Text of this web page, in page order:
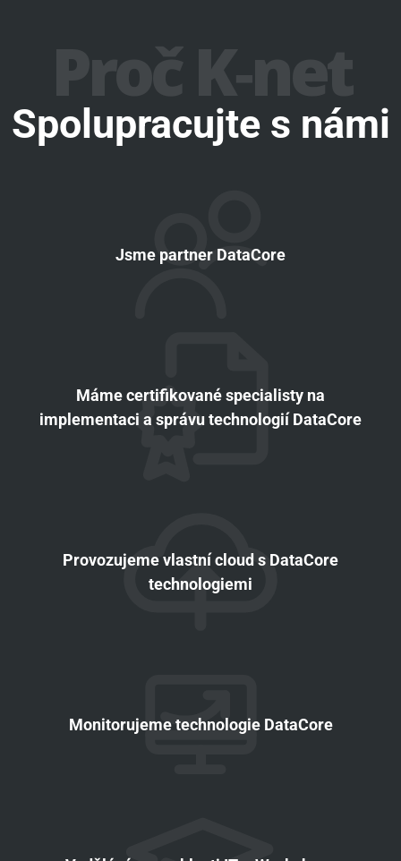
Proč K‑net
Spolupracujte s námi
Jsme partner DataCore
Máme certifikované specialisty na
implementaci a správu technologií DataCore
Provozujeme vlastní cloud s DataCore
technologiemi
Monitorujeme technologie DataCore